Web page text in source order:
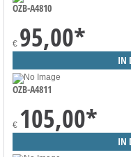
OZB-A4810
€ 95,00*
OZB-A4811
€ 105,00*